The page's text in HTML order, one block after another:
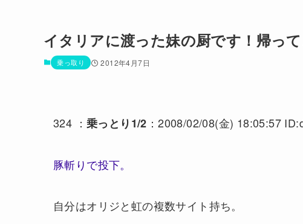
イタリアに渡った妹の厨です！帰って
乗っ取り 2012年4月7日
324 ： 乗っとり1/2 ：2008/02/08(金) 18:05:57
豚斬りで投下。
自分はオリジと虹の複数サイト持ち。